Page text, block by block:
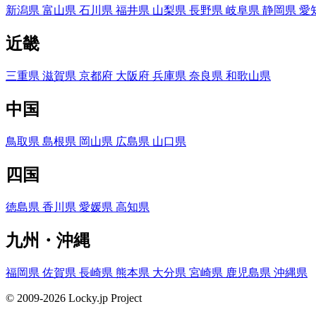
新潟県 富山県 石川県 福井県 山梨県 長野県 岐阜県 静岡県 愛
近畿
三重県 滋賀県 京都府 大阪府 兵庫県 奈良県 和歌山県
中国
鳥取県 島根県 岡山県 広島県 山口県
四国
徳島県 香川県 愛媛県 高知県
九州・沖縄
福岡県 佐賀県 長崎県 熊本県 大分県 宮崎県 鹿児島県 沖縄県
© 2009-2026 Locky.jp Project